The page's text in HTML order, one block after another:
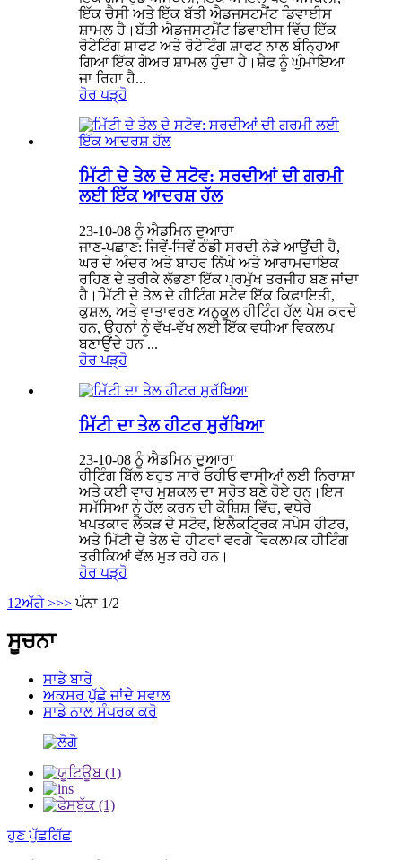
ਇੱਕ ਚੈਸੀ ਅਤੇ ਇੱਕ ਬੱਤੀ ਐਡਜਸਟਮੈਂਟ ਡਿਵਾਈਸ
ਸ਼ਾਮਲ ਹੈ।ਬੱਤੀ ਐਡਜਸਟਮੈਂਟ ਡਿਵਾਈਸ ਵਿੱਚ ਇੱਕ
ਰੋਟੇਟਿੰਗ ਸ਼ਾਫਟ ਅਤੇ ਰੋਟੇਟਿੰਗ ਸ਼ਾਫਟ ਨਾਲ ਬੰਨ੍ਹਿਆ
ਗਿਆ ਇੱਕ ਗੇਅਰ ਸ਼ਾਮਲ ਹੁੰਦਾ ਹੈ।ਸ਼ੈਫ ਨੂੰ ਘੁੰਮਾਇਆ
ਜਾ ਰਿਹਾ ਹੈ...
ਹੋਰ ਪੜ੍ਹੋ
ਮਿੱਟੀ ਦੇ ਤੇਲ ਦੇ ਸਟੋਵ: ਸਰਦੀਆਂ ਦੀ ਗਰਮੀ
ਲਈ ਇੱਕ ਆਦਰਸ਼ ਹੱਲ
23-10-08 ਨੂੰ ਐਡਮਿਨ ਦੁਆਰਾ
ਜਾਣ-ਪਛਾਣ: ਜਿਵੇਂ-ਜਿਵੇਂ ਠੰਡੀ ਸਰਦੀ ਨੇੜੇ ਆਉਂਦੀ ਹੈ,
ਘਰ ਦੇ ਅੰਦਰ ਅਤੇ ਬਾਹਰ ਨਿੱਘੇ ਅਤੇ ਆਰਾਮਦਾਇਕ
ਰਹਿਣ ਦੇ ਤਰੀਕੇ ਲੱਭਣਾ ਇੱਕ ਪ੍ਰਮੁੱਖ ਤਰਜੀਹ ਬਣ ਜਾਂਦਾ
ਹੈ।ਮਿੱਟੀ ਦੇ ਤੇਲ ਦੇ ਹੀਟਿੰਗ ਸਟੋਵ ਇੱਕ ਕਿਫ਼ਾਇਤੀ,
ਕੁਸ਼ਲ, ਅਤੇ ਵਾਤਾਵਰਣ ਅਨੁਕੂਲ ਹੀਟਿੰਗ ਹੱਲ ਪੇਸ਼ ਕਰਦੇ
ਹਨ, ਉਹਨਾਂ ਨੂੰ ਵੱਖ-ਵੱਖ ਲਈ ਇੱਕ ਵਧੀਆ ਵਿਕਲਪ
ਬਣਾਉਂਦੇ ਹਨ ...
ਹੋਰ ਪੜ੍ਹੋ
ਮਿੱਟੀ ਦਾ ਤੇਲ ਹੀਟਰ ਸੁਰੱਖਿਆ
23-10-08 ਨੂੰ ਐਡਮਿਨ ਦੁਆਰਾ
ਹੀਟਿੰਗ ਬਿੱਲ ਬਹੁਤ ਸਾਰੇ ਓਹੀਓ ਵਾਸੀਆਂ ਲਈ ਨਿਰਾਸ਼ਾ
ਅਤੇ ਕਈ ਵਾਰ ਮੁਸ਼ਕਲ ਦਾ ਸਰੋਤ ਬਣੇ ਹੋਏ ਹਨ।ਇਸ
ਸਮੱਸਿਆ ਨੂੰ ਹੱਲ ਕਰਨ ਦੀ ਕੋਸ਼ਿਸ਼ ਵਿੱਚ, ਵਧੇਰੇ
ਖਪਤਕਾਰ ਲੱਕੜ ਦੇ ਸਟੋਵ, ਇਲੈਕਟ੍ਰਿਕ ਸਪੇਸ ਹੀਟਰ,
ਅਤੇ ਮਿੱਟੀ ਦੇ ਤੇਲ ਦੇ ਹੀਟਰਾਂ ਵਰਗੇ ਵਿਕਲਪਕ ਹੀਟਿੰਗ
ਤਰੀਕਿਆਂ ਵੱਲ ਮੁੜ ਰਹੇ ਹਨ।
ਹੋਰ ਪੜ੍ਹੋ
1 2ਅੱਗੇ >>> ਪੰਨਾ 1/2
ਸੂਚਨਾ
ਸਾਡੇ ਬਾਰੇ
ਅਕਸਰ ਪੁੱਛੇ ਜਾਂਦੇ ਸਵਾਲ
ਸਾਡੇ ਨਾਲ ਸੰਪਰਕ ਕਰੋ
ਹੁਣ ਪੁੱਛਗਿੱਛ